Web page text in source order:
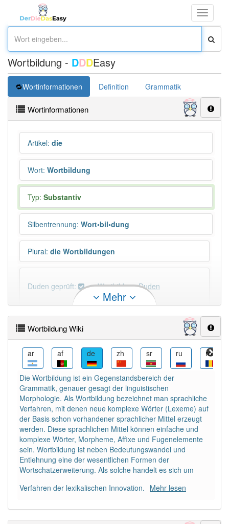
Toggle
Wortbildung - DDDEasy
Wortinformationen Definition Grammatik
Wortinformationen
Artikel: die
Wort: Wortbildung
Typ: Substantiv
Silbentrennung: Wort•bil•dung
Plural: die Wortbildungen
Duden geprüft: Wortbildung Duden
×
Wörter, die mit "-ung" enden, haben fast immer
Artikel:die.
DER:127 Ausnahmen Beispiele
DIE:11 043
DAS:2 Ausnahmen Beispiele
PowerIndex:9
Wörter mit Endung-wortbildung: 1
Mehr
Wortbildung Wiki
ar af de zh sr ru ro
Die Wortbildung ist ein Gegenstandsbereich der
Grammatik, genauer gesagt der linguistischen
Morphologie. Als Wortbildung bezeichnet man sprachliche
Verfahren, mit denen neue komplexe Wörter (Lexeme) auf
der Basis schon vorhandener sprachlicher Mittel erzeugt
werden. Diese sprachlichen Mittel können einfache und
komplexe Wörter, Morpheme, Affixe und Fugenelemente
sein. Wortbildung ist neben Bedeutungswandel und
Entlehnung eine der wesentlichen Formen der
Wortschatzerweiterung. Als solche handelt es sich um
Verfahren der lexikalischen Innovation. Mehr lesen